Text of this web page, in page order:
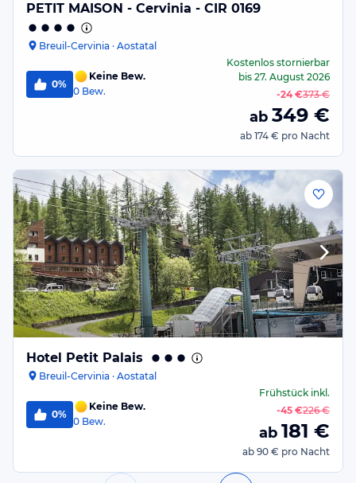
PETIT MAISON - Cervinia - CIR 0169
Breuil-Cervinia · Aostatal
0%
Keine Bew.
0 Bew.
Kostenlos stornierbar
bis 27. August 2026
-24 €373 €
ab 349 €
ab 174 € pro Nacht
Hotel Petit Palais
Breuil-Cervinia · Aostatal
0%
Keine Bew.
0 Bew.
Frühstückinkl.
-45 €226 €
ab 181 €
ab 90 € pro Nacht